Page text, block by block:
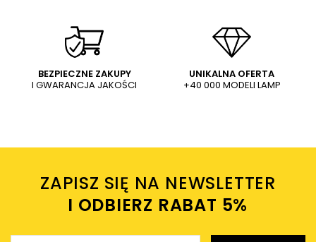
metalowa czarna
20,00 PLN
metalowa czarna
36,00 PLN
Dodaj własne zdjęcie produktu:
Twoje imię
Twój email
BEZPIECZNE ZAKUPY
I GWARANCJA JAKOŚCI
UNIKALNA OFERTA
+40 000 MODELI LAMP
ZAPISZ SIĘ NA NEWSLETTER
I ODBIERZ RABAT 5%ㅤ